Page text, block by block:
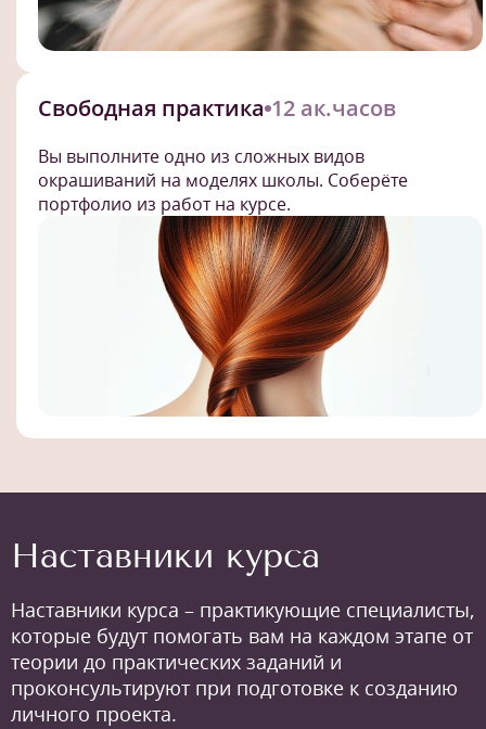
Свободная практика 12 ак.часов
Вы выполните одно из сложных видов
окрашиваний на моделях школы. Соберёте
портфолио из работ на курсе.
Наставники курса
Наставники курса – практикующие специалисты,
которые будут помогать вам на каждом этапе от
теории до практических заданий и
проконсультируют при подготовке к созданию
личного проекта.